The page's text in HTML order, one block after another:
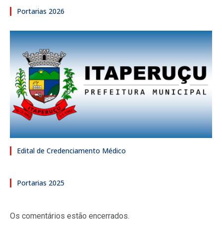
Portarias 2026
Edital de Credenciamento Médico
Portarias 2025
Os comentários estão encerrados.